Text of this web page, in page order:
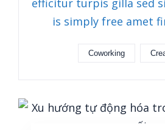
efficitur turpis gilla sed
is simply free amet
Coworking